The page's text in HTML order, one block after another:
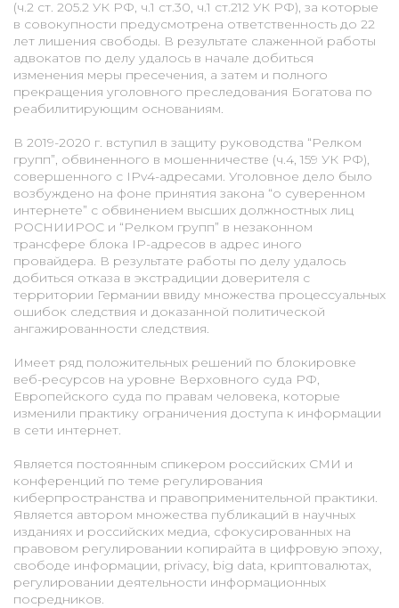
(ч.2 ст. 205.2 УК РФ, ч.1 ст.30, ч.1 ст.212 УК РФ), за которые
в совокупности предусмотрена ответственность до 22
лет лишения свободы. В результате слаженной работы
адвокатов по делу удалось в начале добиться
изменения меры пресечения, а затем и полного
прекращения уголовного преследования Богатова по
реабилитирующим основаниям.
В 2019-2020 г. вступил в защиту руководства “Релком
групп”, обвиненного в мошенничестве (ч.4, 159 УК РФ),
совершенного с IPv4-адресами. Уголовное дело было
возбуждено на фоне принятия закона “о суверенном
интернете” с обвинением высших должностных лиц
РОСНИИРОС и “Релком групп” в незаконном
трансфере блока IP-адресов в адрес иного
провайдера. В результате работы по делу удалось
добиться отказа в экстрадиции доверителя с
территории Германии ввиду множества процессуальных
ошибок следствия и доказанной политической
ангажированности следствия.
Имеет ряд положительных решений по блокировке
веб-ресурсов на уровне Верховного суда РФ,
Европейского суда по правам человека, которые
изменили практику ограничения доступа к информации
в сети интернет.
Является постоянным спикером российских СМИ и
конференций по теме регулирования
киберпространства и правоприменительной практики.
Является автором множества публикаций в научных
изданиях и российских медиа, сфокусированных на
правовом регулировании копирайта в цифровую эпоху,
свободе информации, privacy, big data, криптовалютах,
регулировании деятельности информационных
посредников.